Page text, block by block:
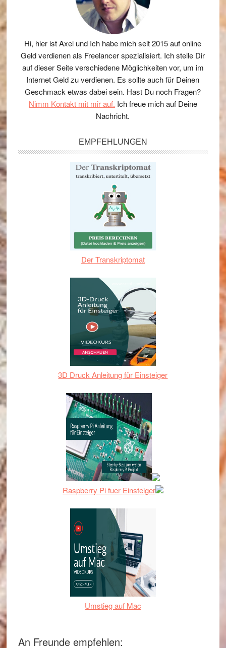
Hi, hier ist Axel und Ich habe mich seit 2015 auf online
Geld verdienen als Freelancer spezialisiert. Ich stelle Dir
auf dieser Seite verschiedene Möglichkeiten vor, um im
Internet Geld zu verdienen. Es sollte auch für Deinen
Geschmack etwas dabei sein. Hast Du noch Fragen?
Nimm Kontakt mit mir auf. Ich freue mich auf Deine
Nachricht.
EMPFEHLUNGEN
Der Transkriptomat
3D Druck Anleitung für Einsteiger
Raspberry Pi fuer Einsteiger
Umstieg auf Mac
An Freunde empfehlen: